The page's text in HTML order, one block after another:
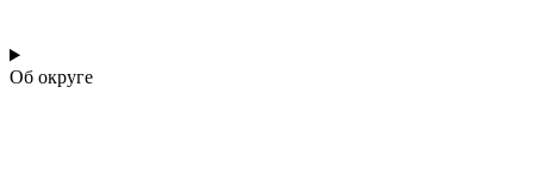
Об округе